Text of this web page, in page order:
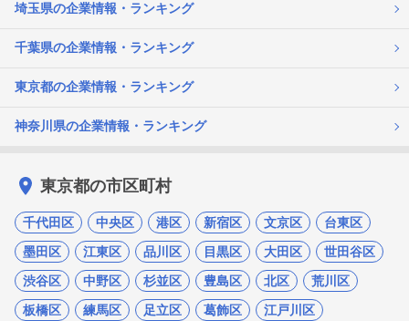
埼玉県の企業情報・ランキング
千葉県の企業情報・ランキング
東京都の企業情報・ランキング
神奈川県の企業情報・ランキング
東京都の市区町村
千代田区 中央区 港区 新宿区 文京区
台東区
墨田区
江東区 品川区 目黒区 大田区
世田谷区
渋谷区
中野区 杉並区 豊島区 北区
荒川区
板橋区
練馬区 足立区 葛飾区
江戸川区